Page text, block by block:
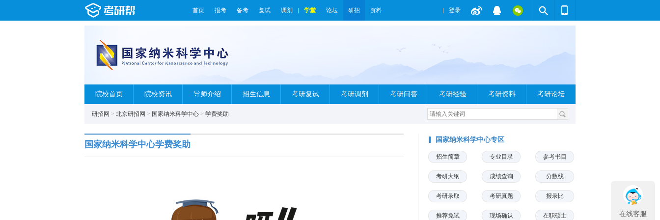
首页 报考 备考 复试 调剂 学堂 论坛 研招 资料 登录
院校首页 院校资讯 导师介绍 招生信息 考研复试 考研调剂 考研问答 考研经验 考研资料 考研论坛
研招网 > 北京研招网 > 国家纳米科学中心 > 学费奖助
国家纳米科学中心学费奖助 国家纳米科学中心专区
招生简章 专业目录 参考书目
考研大纲 成绩查询 分数线
考研录取 考研真题 报录比
推荐免试 现场确认 在职硕士 在线客服